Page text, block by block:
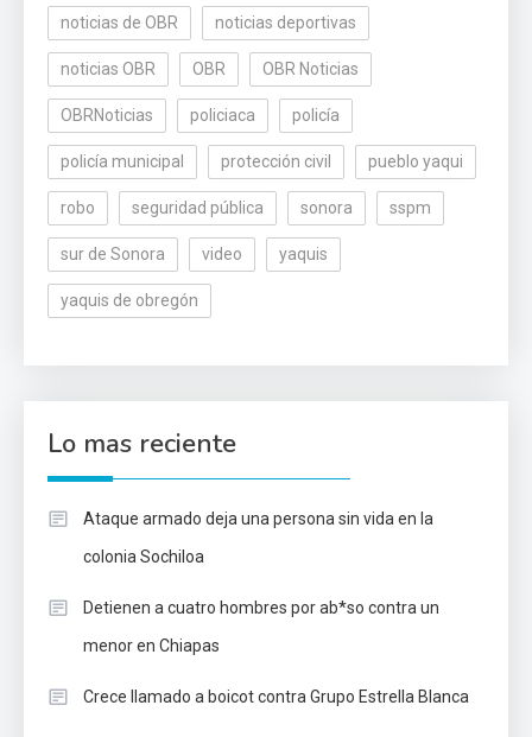
noticias de OBR noticias deportivas
noticias OBR OBR OBR Noticias
OBRNoticias policiaca policía
policía municipal protección civil pueblo yaqui
robo seguridad pública sonora sspm
sur de Sonora video yaquis
yaquis de obregón
Lo mas reciente
Ataque armado deja una persona sin vida en la
colonia Sochiloa
Detienen a cuatro hombres por ab*so contra un
menor en Chiapas
Crece llamado a boicot contra Grupo Estrella Blanca